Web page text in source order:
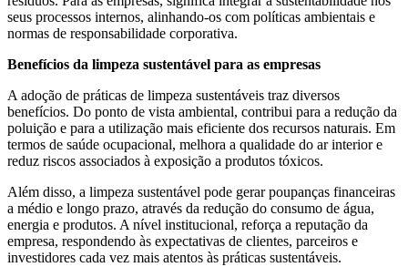
seus processos internos, alinhando-os com políticas ambientais e
normas de responsabilidade corporativa.
Benefícios da limpeza sustentável para as empresas
A adoção de práticas de limpeza sustentáveis traz diversos
benefícios. Do ponto de vista ambiental, contribui para a redução da
poluição e para a utilização mais eficiente dos recursos naturais. Em
termos de saúde ocupacional, melhora a qualidade do ar interior e
reduz riscos associados à exposição a produtos tóxicos.
Além disso, a limpeza sustentável pode gerar poupanças financeiras
a médio e longo prazo, através da redução do consumo de água,
energia e produtos. A nível institucional, reforça a reputação da
empresa, respondendo às expectativas de clientes, parceiros e
investidores cada vez mais atentos às práticas sustentáveis.